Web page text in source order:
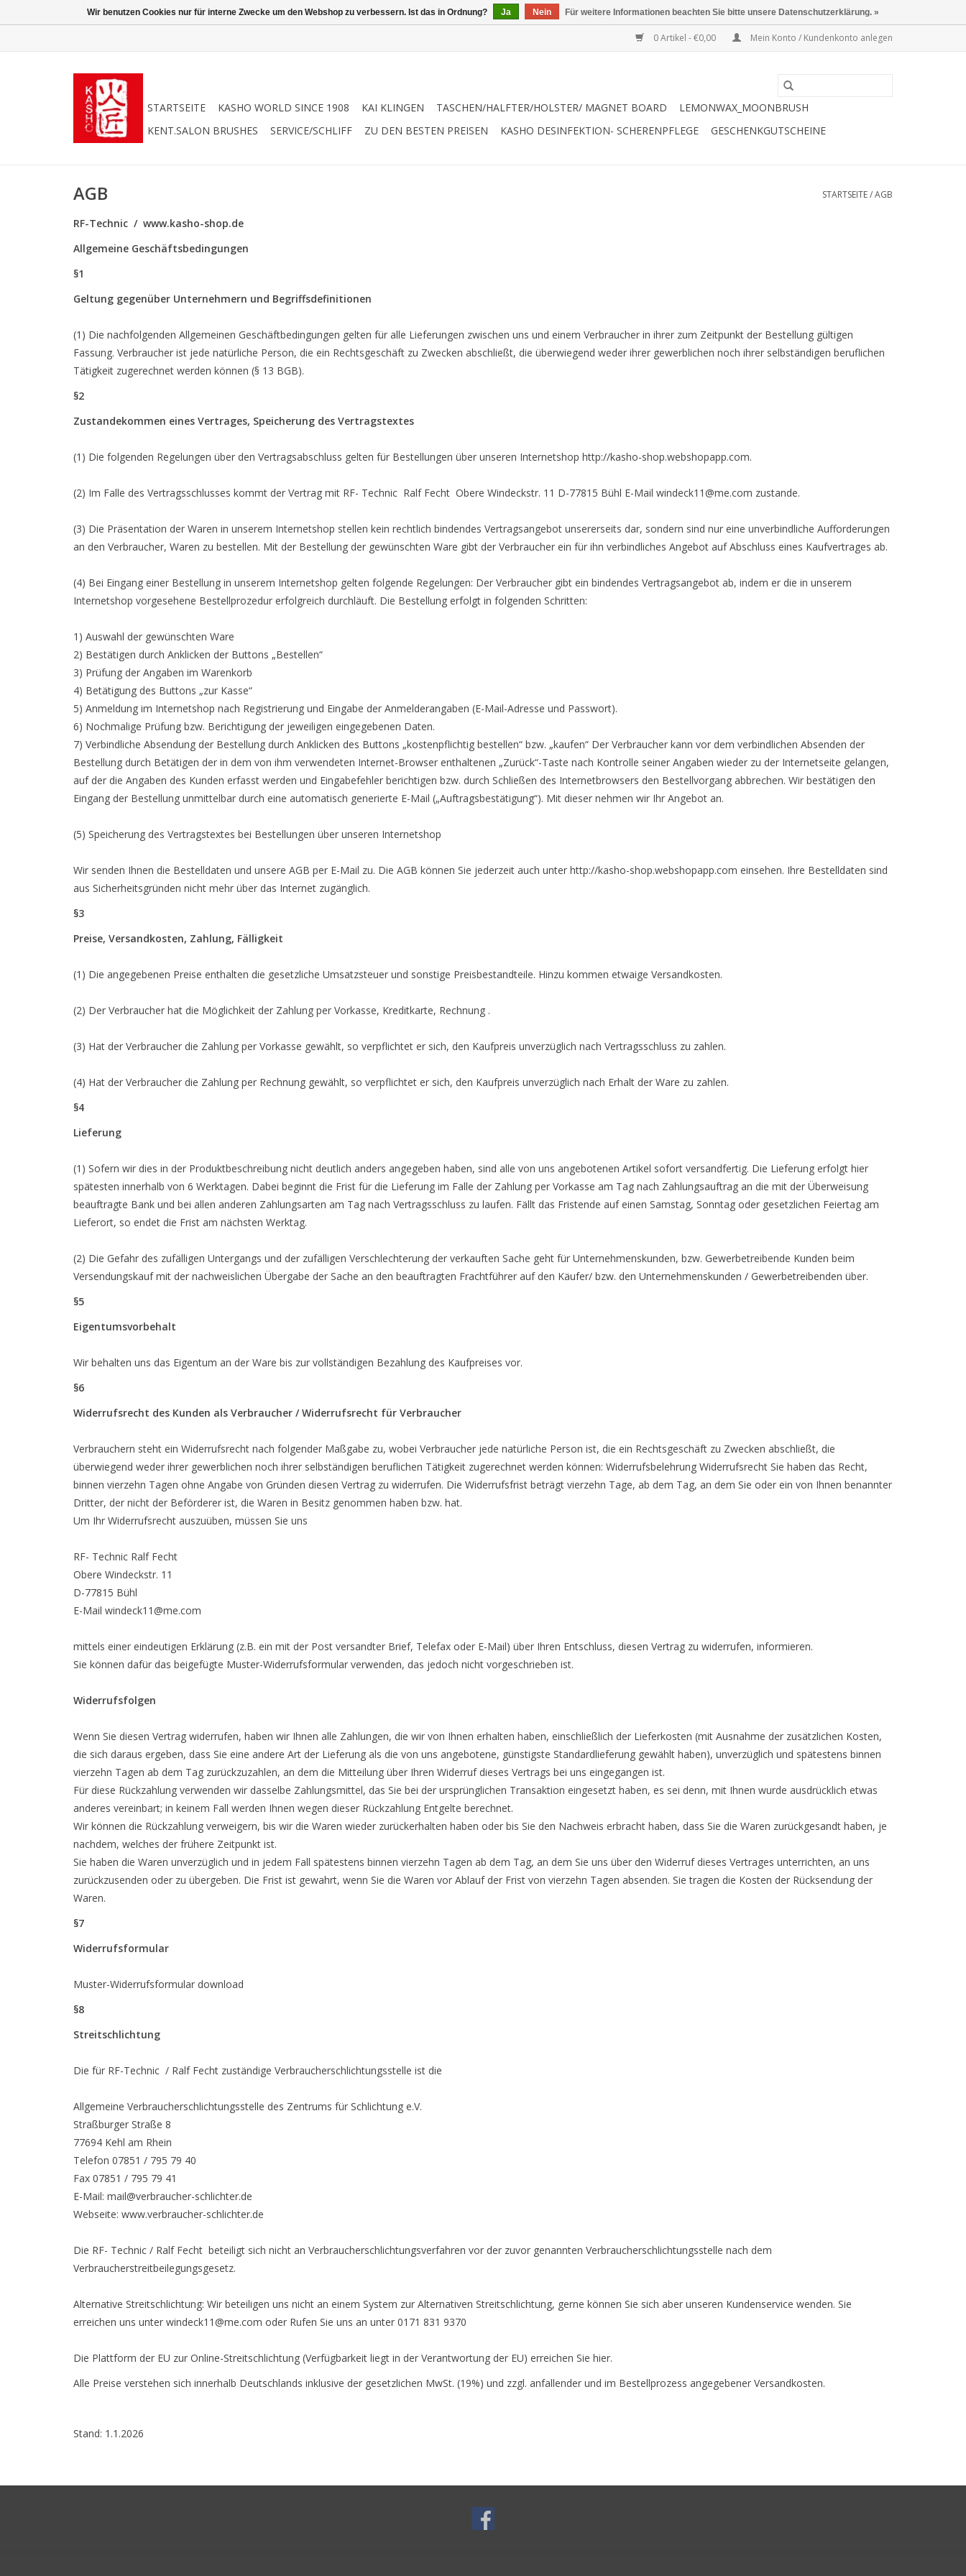
0 Artikel - €0,00 Mein Konto / Kundenkonto anlegen
STARTSEITE KASHO WORLD SINCE 1908 KAI KLINGEN TASCHEN/HALFTER/HOLSTER/ MAGNET BOARD
LEMONWAX_MOONBRUSH
KENT.SALON BRUSHES
SERVICE/SCHLIFF ZU DEN BESTEN PREISEN KASHO DESINFEKTION- SCHERENPFLEGE GESCHENKGUTSCHEINE
AGB STARTSEITE/AGB
RF-Technic / www.kasho-shop.de
Allgemeine Geschäftsbedingungen
§1
Geltung gegenüber Unternehmern und Begriffsdefinitionen
(1) Die nachfolgenden Allgemeinen Geschäftbedingungen gelten für alle Lieferungen zwischen uns und einem Verbraucher in ihrer zum Zeitpunkt der Bestellung gültigen
Fassung. Verbraucher ist jede natürliche Person, die ein Rechtsgeschäft zu Zwecken abschließt, die überwiegend weder ihrer gewerblichen noch ihrer selbständigen beruflichen
Tätigkeit zugerechnet werden können (§ 13 BGB).
§2
Zustandekommen eines Vertrages, Speicherung des Vertragstextes
(1) Die folgenden Regelungen über den Vertragsabschluss gelten für Bestellungen über unseren Internetshop http://kasho-shop.webshopapp.com.
(2) Im Falle des Vertragsschlusses kommt der Vertrag mit RF- Technic Ralf Fecht Obere Windeckstr. 11 D-77815 Bühl E-Mail windeck11@me.com zustande.
(3) Die Präsentation der Waren in unserem Internetshop stellen kein rechtlich bindendes Vertragsangebot unsererseits dar, sondern sind nur eine unverbindliche Aufforderungen
an den Verbraucher, Waren zu bestellen. Mit der Bestellung der gewünschten Ware gibt der Verbraucher ein für ihn verbindliches Angebot auf Abschluss eines Kaufvertrages ab.
(4) Bei Eingang einer Bestellung in unserem Internetshop gelten folgende Regelungen: Der Verbraucher gibt ein bindendes Vertragsangebot ab, indem er die in unserem
Internetshop vorgesehene Bestellprozedur erfolgreich durchläuft. Die Bestellung erfolgt in folgenden Schritten:
1) Auswahl der gewünschten Ware
2) Bestätigen durch Anklicken der Buttons „Bestellen“
3) Prüfung der Angaben im Warenkorb
4) Betätigung des Buttons „zur Kasse“
5) Anmeldung im Internetshop nach Registrierung und Eingabe der Anmelderangaben (E-Mail-Adresse und Passwort).
6) Nochmalige Prüfung bzw. Berichtigung der jeweiligen eingegebenen Daten.
7) Verbindliche Absendung der Bestellung durch Anklicken des Buttons „kostenpflichtig bestellen“ bzw. „kaufen“ Der Verbraucher kann vor dem verbindlichen Absenden der
Bestellung durch Betätigen der in dem von ihm verwendeten Internet-Browser enthaltenen „Zurück“-Taste nach Kontrolle seiner Angaben wieder zu der Internetseite gelangen,
auf der die Angaben des Kunden erfasst werden und Eingabefehler berichtigen bzw. durch Schließen des Internetbrowsers den Bestellvorgang abbrechen. Wir bestätigen den
Eingang der Bestellung unmittelbar durch eine automatisch generierte E-Mail („Auftragsbestätigung“). Mit dieser nehmen wir Ihr Angebot an.
(5) Speicherung des Vertragstextes bei Bestellungen über unseren Internetshop
Wir senden Ihnen die Bestelldaten und unsere AGB per E-Mail zu. Die AGB können Sie jederzeit auch unter http://kasho-shop.webshopapp.com einsehen. Ihre Bestelldaten sind
aus Sicherheitsgründen nicht mehr über das Internet zugänglich.
§3
Preise, Versandkosten, Zahlung, Fälligkeit
(1) Die angegebenen Preise enthalten die gesetzliche Umsatzsteuer und sonstige Preisbestandteile. Hinzu kommen etwaige Versandkosten.
(2) Der Verbraucher hat die Möglichkeit der Zahlung per Vorkasse, Kreditkarte, Rechnung .
(3) Hat der Verbraucher die Zahlung per Vorkasse gewählt, so verpflichtet er sich, den Kaufpreis unverzüglich nach Vertragsschluss zu zahlen.
(4) Hat der Verbraucher die Zahlung per Rechnung gewählt, so verpflichtet er sich, den Kaufpreis unverzüglich nach Erhalt der Ware zu zahlen.
§4
Lieferung
(1) Sofern wir dies in der Produktbeschreibung nicht deutlich anders angegeben haben, sind alle von uns angebotenen Artikel sofort versandfertig. Die Lieferung erfolgt hier
spätesten innerhalb von 6 Werktagen. Dabei beginnt die Frist für die Lieferung im Falle der Zahlung per Vorkasse am Tag nach Zahlungsauftrag an die mit der Überweisung
beauftragte Bank und bei allen anderen Zahlungsarten am Tag nach Vertragsschluss zu laufen. Fällt das Fristende auf einen Samstag, Sonntag oder gesetzlichen Feiertag am
Lieferort, so endet die Frist am nächsten Werktag.
(2) Die Gefahr des zufälligen Untergangs und der zufälligen Verschlechterung der verkauften Sache geht für Unternehmenskunden, bzw. Gewerbetreibende Kunden beim
Versendungskauf mit der nachweislichen Übergabe der Sache an den beauftragten Frachtführer auf den Käufer/ bzw. den Unternehmenskunden / Gewerbetreibenden über.
§5
Eigentumsvorbehalt
Wir behalten uns das Eigentum an der Ware bis zur vollständigen Bezahlung des Kaufpreises vor.
§6
Widerrufsrecht des Kunden als Verbraucher / Widerrufsrecht für Verbraucher
Verbrauchern steht ein Widerrufsrecht nach folgender Maßgabe zu, wobei Verbraucher jede natürliche Person ist, die ein Rechtsgeschäft zu Zwecken abschließt, die
überwiegend weder ihrer gewerblichen noch ihrer selbständigen beruflichen Tätigkeit zugerechnet werden können: Widerrufsbelehrung Widerrufsrecht Sie haben das Recht,
binnen vierzehn Tagen ohne Angabe von Gründen diesen Vertrag zu widerrufen. Die Widerrufsfrist beträgt vierzehn Tage, ab dem Tag, an dem Sie oder ein von Ihnen benannter
Dritter, der nicht der Beförderer ist, die Waren in Besitz genommen haben bzw. hat.
Um Ihr Widerrufsrecht auszuüben, müssen Sie uns
RF- Technic Ralf Fecht
Obere Windeckstr. 11
D-77815 Bühl
E-Mail windeck11@me.com
mittels einer eindeutigen Erklärung (z.B. ein mit der Post versandter Brief, Telefax oder E-Mail) über Ihren Entschluss, diesen Vertrag zu widerrufen, informieren.
Sie können dafür das beigefügte Muster-Widerrufsformular verwenden, das jedoch nicht vorgeschrieben ist.
Widerrufsfolgen
Wenn Sie diesen Vertrag widerrufen, haben wir Ihnen alle Zahlungen, die wir von Ihnen erhalten haben, einschließlich der Lieferkosten (mit Ausnahme der zusätzlichen Kosten,
die sich daraus ergeben, dass Sie eine andere Art der Lieferung als die von uns angebotene, günstigste Standardlieferung gewählt haben), unverzüglich und spätestens binnen
vierzehn Tagen ab dem Tag zurückzuzahlen, an dem die Mitteilung über Ihren Widerruf dieses Vertrags bei uns eingegangen ist.
Für diese Rückzahlung verwenden wir dasselbe Zahlungsmittel, das Sie bei der ursprünglichen Transaktion eingesetzt haben, es sei denn, mit Ihnen wurde ausdrücklich etwas
anderes vereinbart; in keinem Fall werden Ihnen wegen dieser Rückzahlung Entgelte berechnet.
Wir können die Rückzahlung verweigern, bis wir die Waren wieder zurückerhalten haben oder bis Sie den Nachweis erbracht haben, dass Sie die Waren zurückgesandt haben, je
nachdem, welches der frühere Zeitpunkt ist.
Sie haben die Waren unverzüglich und in jedem Fall spätestens binnen vierzehn Tagen ab dem Tag, an dem Sie uns über den Widerruf dieses Vertrages unterrichten, an uns
zurückzusenden oder zu übergeben. Die Frist ist gewahrt, wenn Sie die Waren vor Ablauf der Frist von vierzehn Tagen absenden. Sie tragen die Kosten der Rücksendung der
Waren.
§7
Widerrufsformular
Muster-Widerrufsformular download
§8
Streitschlichtung
Die für RF-Technic / Ralf Fecht zuständige Verbraucherschlichtungsstelle ist die
Allgemeine Verbraucherschlichtungsstelle des Zentrums für Schlichtung e.V.
Straßburger Straße 8
77694 Kehl am Rhein
Telefon 07851 / 795 79 40
Fax 07851 / 795 79 41
E-Mail: mail@verbraucher-schlichter.de
Webseite: www.verbraucher-schlichter.de
Die RF- Technic / Ralf Fecht beteiligt sich nicht an Verbraucherschlichtungsverfahren vor der zuvor genannten Verbraucherschlichtungsstelle nach dem
Verbraucherstreitbeilegungsgesetz.
Alternative Streitschlichtung: Wir beteiligen uns nicht an einem System zur Alternativen Streitschlichtung, gerne können Sie sich aber unseren Kundenservice wenden. Sie
erreichen uns unter windeck11@me.com oder Rufen Sie uns an unter 0171 831 9370
Die Plattform der EU zur Online-Streitschlichtung (Verfügbarkeit liegt in der Verantwortung der EU) erreichen Sie hier.
Alle Preise verstehen sich innerhalb Deutschlands inklusive der gesetzlichen MwSt. (19%) und zzgl. anfallender und im Bestellprozess angegebener Versandkosten.
Stand: 1.1.2026
Wir benutzen Cookies nur für interne Zwecke um den Webshop zu verbessern. Ist das in Ordnung? Ja Nein Für weitere Informationen beachten Sie bitte unsere Datenschutzerklärung. »